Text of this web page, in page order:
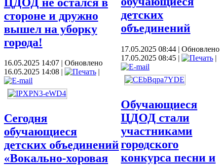
стороне и дружно
вышел на уборку
города!
16.05.2025 14:07 | Обновлено
16.05.2025 14:08 | |
Сегодня
обучающиеся
детских объединений
«Вокально-хоровая
детских
объединений
17.05.2025 08:44 | Обновлено
17.05.2025 08:45 | |
Обучающиеся
ЦДОД стали
участниками
городского
конкурса песни и